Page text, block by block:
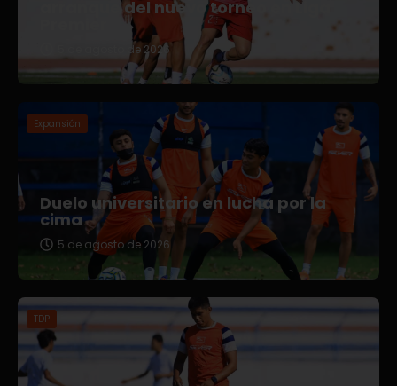
arranque del nuevo torneo en Liga
5 de agosto de 2026
Expansión
Duelo universitario en lucha por la
cima
5 de agosto de 2026
TDP